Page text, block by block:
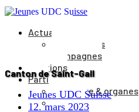
Actualités
Événements
Campagnes
Positions
Parti
Structure & organes
Cantons
Canton de Saint-Gall
Jeunes UDC Suisse
12. mars 2023